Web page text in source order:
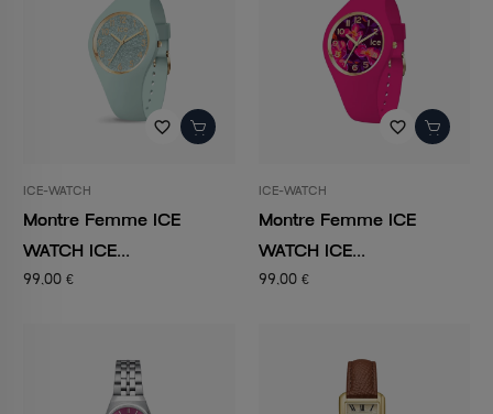
favorite_border
ICE-WATCH
Montre Femme ICE
WATCH ICE...
99,00 €
favorite_border
ICE-WATCH
Montre Femme ICE
WATCH ICE...
99,00 €